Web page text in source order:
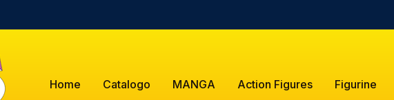
Home Catalogo MANGA Action Figures Figurine